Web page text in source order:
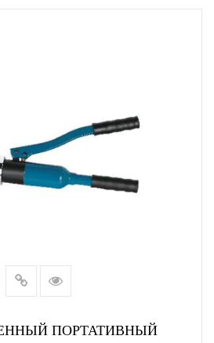
ПОРТАТИВНЫЙ